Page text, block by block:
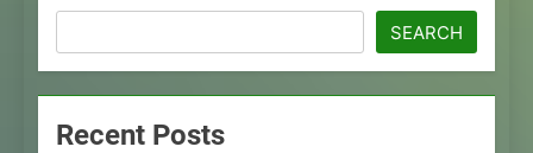
SEARCH
Recent Posts